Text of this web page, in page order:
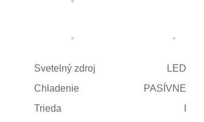
Svetelný zdroj
LED
Chladenie
PASÍVNE
Trieda